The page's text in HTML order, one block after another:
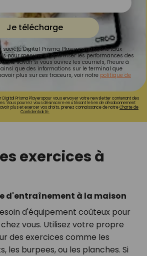
Je télécharge
société Digital Prisma Players analyse le taux
pour mesurer et optimiser les performances des
savoir si vous ouvrez les courriels, l'heure à
que des informations sur le terminal que
plus sur ces traceurs, voir notre politique de
Prisma Playerspour vous envoyer votre newsletter contenant des
Vous pourrez vous désinscrire en utilisant le lien de désabonnement
plus et exercer vos droits, prenez connaissance de notreCharte de
Confidentialité.
exercices à
d'entraînement à la maison
d'équipement coûteux pour
vous. Utilisez votre propre
des exercices comme les
les burpees, ou les planches. Si